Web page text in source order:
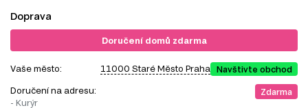
Doprava
Doručení domů zdarma
Vaše město: 11000 Staré Město Praha Navštivte obchod
Doručení na adresu:
- Kurýr
Zdarma